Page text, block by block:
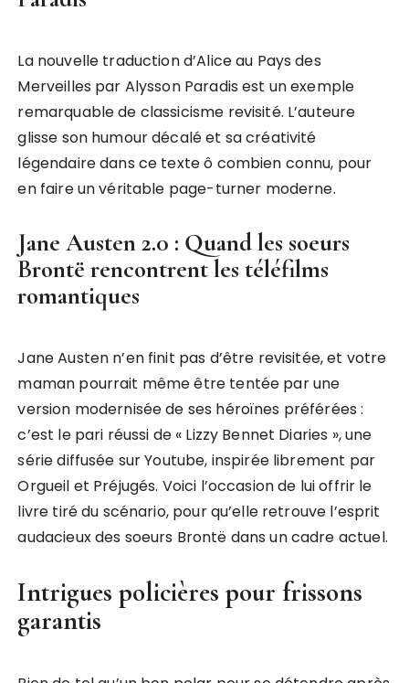
La nouvelle traduction d’Alice au Pays des
Merveilles par Alysson Paradis est un exemple
remarquable de classicisme revisité. L’auteure
glisse son humour décalé et sa créativité
légendaire dans ce texte ô combien connu, pour
en faire un véritable page-turner moderne.
Jane Austen 2.0 : Quand les soeurs
Brontë rencontrent les téléfilms
romantiques
Jane Austen n’en finit pas d’être revisitée, et votre
maman pourrait même être tentée par une
version modernisée de ses héroïnes préférées :
c’est le pari réussi de « Lizzy Bennet Diaries », une
série diffusée sur Youtube, inspirée librement par
Orgueil et Préjugés. Voici l’occasion de lui offrir le
livre tiré du scénario, pour qu’elle retrouve l’esprit
audacieux des soeurs Brontë dans un cadre actuel.
Intrigues policières pour frissons
garantis